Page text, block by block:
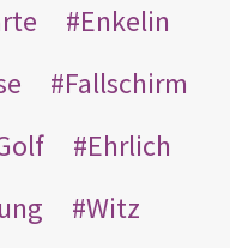
Enkelin
Fallschirm
Ehrlich
Witz